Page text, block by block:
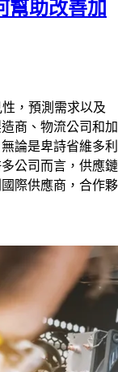
幫助改善加
，預測需求以及
商、物流公司和加
論是卑詩省維多利
公司而言，供應鏈
際供應商，合作夥